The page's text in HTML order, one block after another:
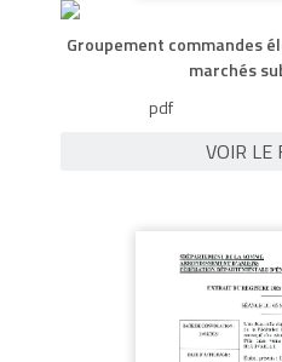
Groupement commandes
marchés
pdf
VOIR LE